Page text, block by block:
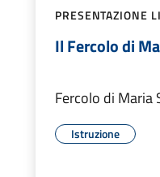
PRESENTAZIONE
Il Fercolo di
Fercolo di Maria
Istruzione